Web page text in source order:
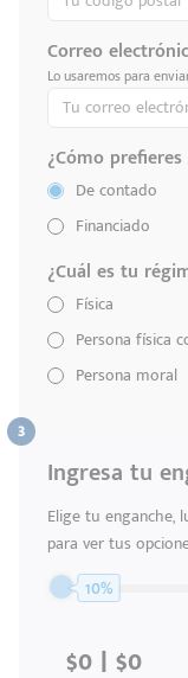
Escríbenos
+528121278366
Correo
Lo usaremos para
¿Cómo
De contado
Financiado
¿Cuál es tu
Física
Persona física
Persona moral
Ingresa tu
Elige tu enganche,
para ver tus
10%